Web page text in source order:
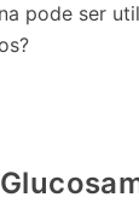
pode ser